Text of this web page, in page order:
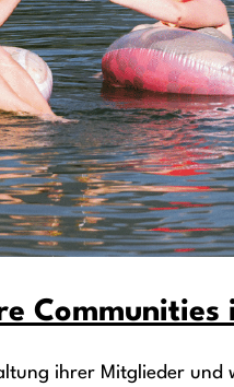
Communities
ihrer Mitglieder